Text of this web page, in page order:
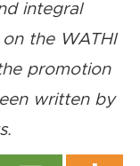
integral
the WATHI
promotion
written by